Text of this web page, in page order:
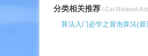
分类相关推荐 / Cat Related
算法入门必学之冒泡算法(冒